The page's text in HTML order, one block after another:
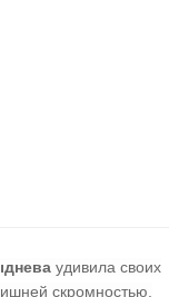
удивила своих
скромностью,